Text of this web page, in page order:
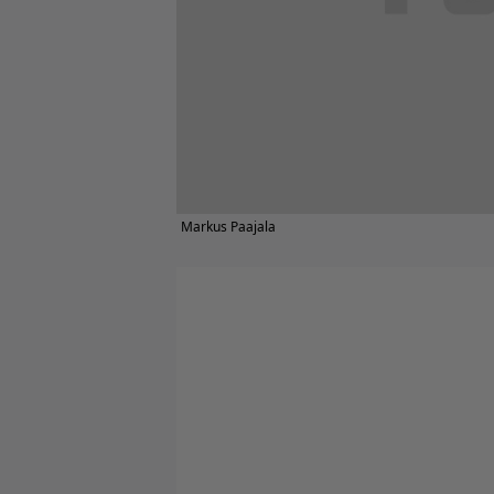
Markus Paajala